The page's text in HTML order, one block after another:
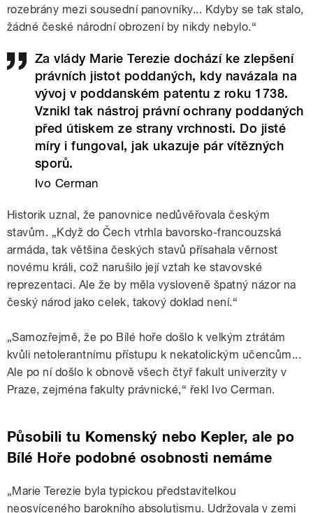
rozebrány mezi sousední panovníky... Kdyby se tak stalo,
žádné české národní obrození by nikdy nebylo.“
Za vlády Marie Terezie dochází ke zlepšení
právních jistot poddaných, kdy navázala na
vývoj v poddanském patentu z roku 1738.
Vznikl tak nástroj právní ochrany poddaných
před útiskem ze strany vrchnosti. Do jisté
míry i fungoval, jak ukazuje pár vítězných
sporů.
Ivo Cerman
Historik uznal, že panovnice nedůvěřovala českým
stavům. „Když do Čech vtrhla bavorsko-francouzská
armáda, tak většina českých stavů přísahala věrnost
novému králi, což narušilo její vztah ke stavovské
reprezentaci. Ale že by měla vysloveně špatný názor na
český národ jako celek, takový doklad není.“
„Samozřejmě, že po Bílé hoře došlo k velkým ztrátám
kvůli netolerantnímu přístupu k nekatolickým učencům...
Ale po ní došlo k obnově všech čtyř fakult univerzity v
Praze, zejména fakulty právnické,“ řekl Ivo Cerman.
Působili tu Komenský nebo Kepler, ale po
Bílé Hoře podobné osobnosti nemáme
„Marie Terezie byla typickou představitelkou
neosvíceného barokního absolutismu. Udržovala v zemi